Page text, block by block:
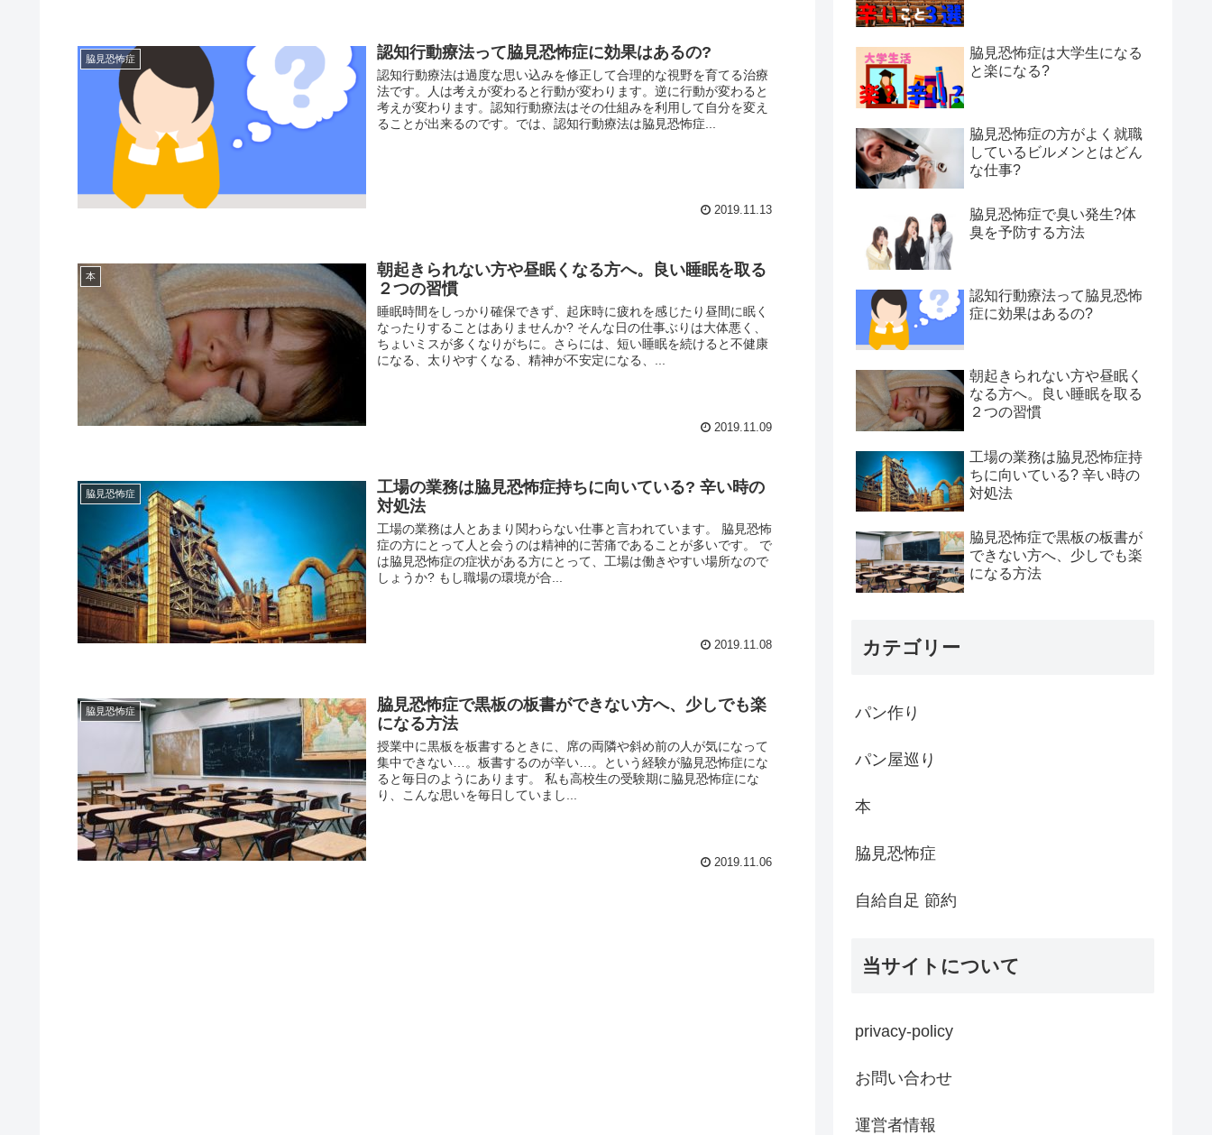
脇見恐怖症 認知行動療法って脇見恐怖症に効果はあるの?
認知行動療法は過度な思い込みを修正して合理的な視野を育てる治療
法です。人は考えが変わると行動が変わります。逆に行動が変わると
考えが変わります。認知行動療法はその仕組みを利用して自分を変え
ることが出来るのです。では、認知行動療法は脇見恐怖症...
2019.11.13
本
朝起きられない方や昼眠くなる方へ。良い睡眠を取る
２つの習慣
睡眠時間をしっかり確保できず、起床時に疲れを感じたり昼間に眠く
なったりすることはありませんか? そんな日の仕事ぶりは大体悪く、
ちょいミスが多くなりがちに。さらには、短い睡眠を続けると不健康
になる、太りやすくなる、精神が不安定になる、...
2019.11.09
脇見恐怖症
工場の業務は脇見恐怖症持ちに向いている? 辛い時の
対処法
工場の業務は人とあまり関わらない仕事と言われています。 脇見恐怖
症の方にとって人と会うのは精神的に苦痛であることが多いです。 で
は脇見恐怖症の症状がある方にとって、工場は働きやすい場所なので
しょうか? もし職場の環境が合...
2019.11.08
脇見恐怖症
脇見恐怖症で黒板の板書ができない方へ、少しでも楽
になる方法
授業中に黒板を板書するときに、席の両隣や斜め前の人が気になって
集中できない…。板書するのが辛い…。という経験が脇見恐怖症にな
ると毎日のようにあります。 私も高校生の受験期に脇見恐怖症にな
り、こんな思いを毎日していまし...
2019.11.06
脇見恐怖症は大学生になる
と楽になる?
脇見恐怖症の方がよく就職
しているビルメンとはどん
な仕事?
脇見恐怖症で臭い発生?体
臭を予防する方法
認知行動療法って脇見恐怖
症に効果はあるの?
朝起きられない方や昼眠く
なる方へ。良い睡眠を取る
２つの習慣
工場の業務は脇見恐怖症持
ちに向いている? 辛い時の
対処法
脇見恐怖症で黒板の板書が
できない方へ、少しでも楽
になる方法
カテゴリー
パン作り
パン屋巡り
本
脇見恐怖症
自給自足 節約
当サイトについて
privacy-policy
お問い合わせ
運営者情報